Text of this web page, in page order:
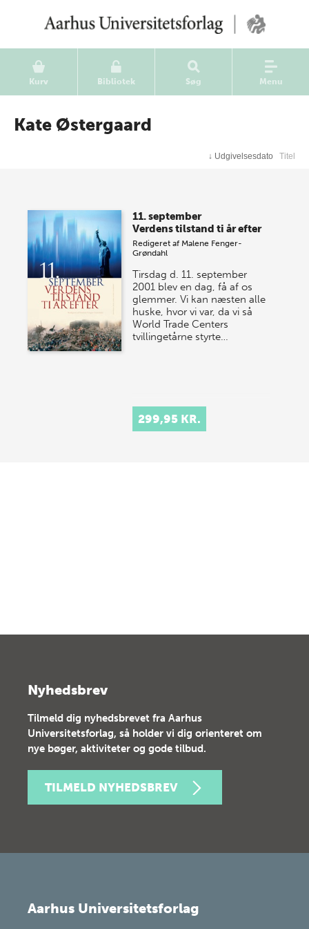
Kurv Bibliotek Søg Menu
Kate Østergaard
↓ Udgivelsesdato Titel
11. september
Verdens tilstand ti år efter
Redigeret af Malene Fenger-
Grøndahl
Tirsdag d. 11. september
2001 blev en dag, få af os
glemmer. Vi kan næsten alle
huske, hvor vi var, da vi så
World Trade Centers
tvillingetårne styrte…
299,95 KR.
Nyhedsbrev
Tilmeld dig nyhedsbrevet fra Aarhus
Universitetsforlag, så holder vi dig orienteret om
nye bøger, aktiviteter og gode tilbud.
TILMELD NYHEDSBREV
Aarhus Universitetsforlag